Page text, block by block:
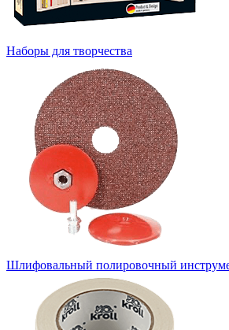
Наборы для творчества
Шлифовальный полировочный